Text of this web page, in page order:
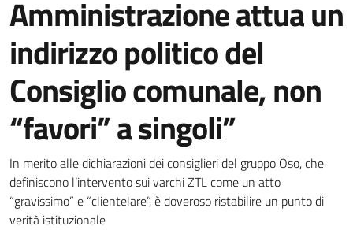
Amministrazione attua un
indirizzo politico del
Consiglio comunale, non
“favori” a singoli”
Dettagli della notizia
In merito alle dichiarazioni dei consiglieri del gruppo Oso, che
definiscono l’intervento sui varchi ZTL come un atto
“gravissimo” e “clientelare”, è doveroso ristabilire un punto di
verità istituzionale